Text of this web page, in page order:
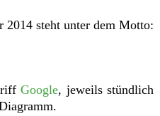
2014 steht unter dem Motto:
Google, jeweils stündlich